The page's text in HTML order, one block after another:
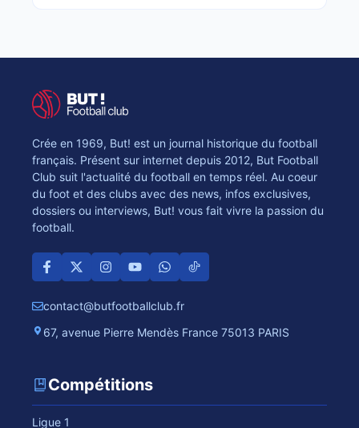
Crée en 1969, But! est un journal historique du football
français. Présent sur internet depuis 2012, But Football
Club suit l'actualité du football en temps réel. Au coeur
du foot et des clubs avec des news, infos exclusives,
dossiers ou interviews, But! vous fait vivre la passion du
football.
contact@butfootballclub.fr
67, avenue Pierre Mendès France 75013 PARIS
Compétitions
Ligue 1